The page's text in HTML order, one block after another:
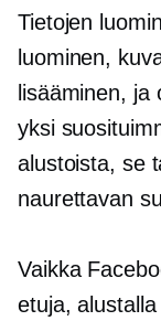
Tietojen
luominen,
lisääminen,
yksi
alustoista, se
naurettavan
Vaikka
etuja,